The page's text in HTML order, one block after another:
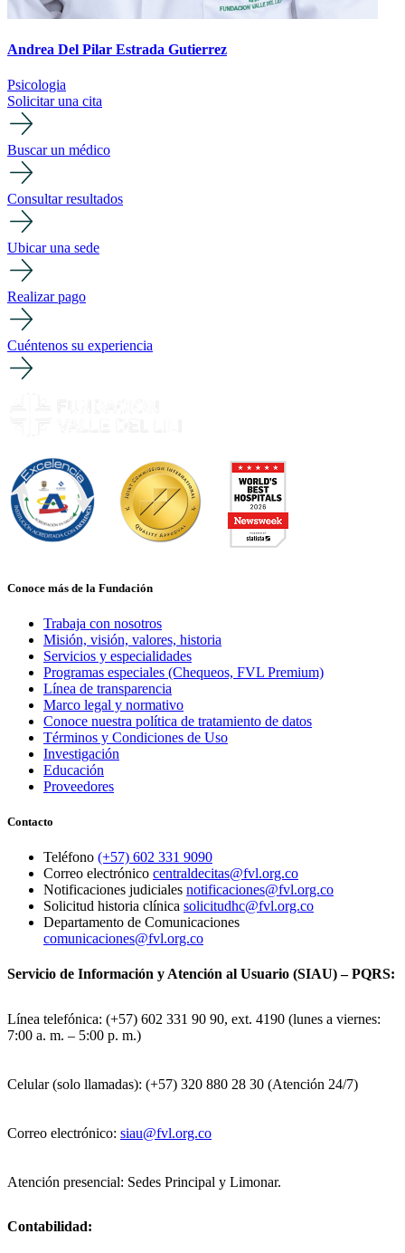
Andrea Del Pilar Estrada Gutierrez
Psicologia
Solicitar una cita
Buscar un médico
Consultar resultados
Ubicar una sede
Realizar pago
Cuéntenos su experiencia
Conoce más de la Fundación
Trabaja con nosotros
Misión, visión, valores, historia
Servicios y especialidades
Programas especiales (Chequeos, FVL Premium)
Línea de transparencia
Marco legal y normativo
Conoce nuestra política de tratamiento de datos
Términos y Condiciones de Uso
Investigación
Educación
Proveedores
Contacto
Teléfono (+57) 602 331 9090
Correo electrónico centraldecitas@fvl.org.co
Notificaciones judiciales notificaciones@fvl.org.co
Solicitud historia clínica solicitudhc@fvl.org.co
Departamento de Comunicaciones
comunicaciones@fvl.org.co
Servicio de Información y Atención al Usuario (SIAU) – PQRS:
Línea telefónica: (+57) 602 331 90 90, ext. 4190 (lunes a viernes:
7:00 a. m. – 5:00 p. m.)
Celular (solo llamadas): (+57) 320 880 28 30 (Atención 24/7)
Correo electrónico: siau@fvl.org.co
Atención presencial: Sedes Principal y Limonar.
Contabilidad: